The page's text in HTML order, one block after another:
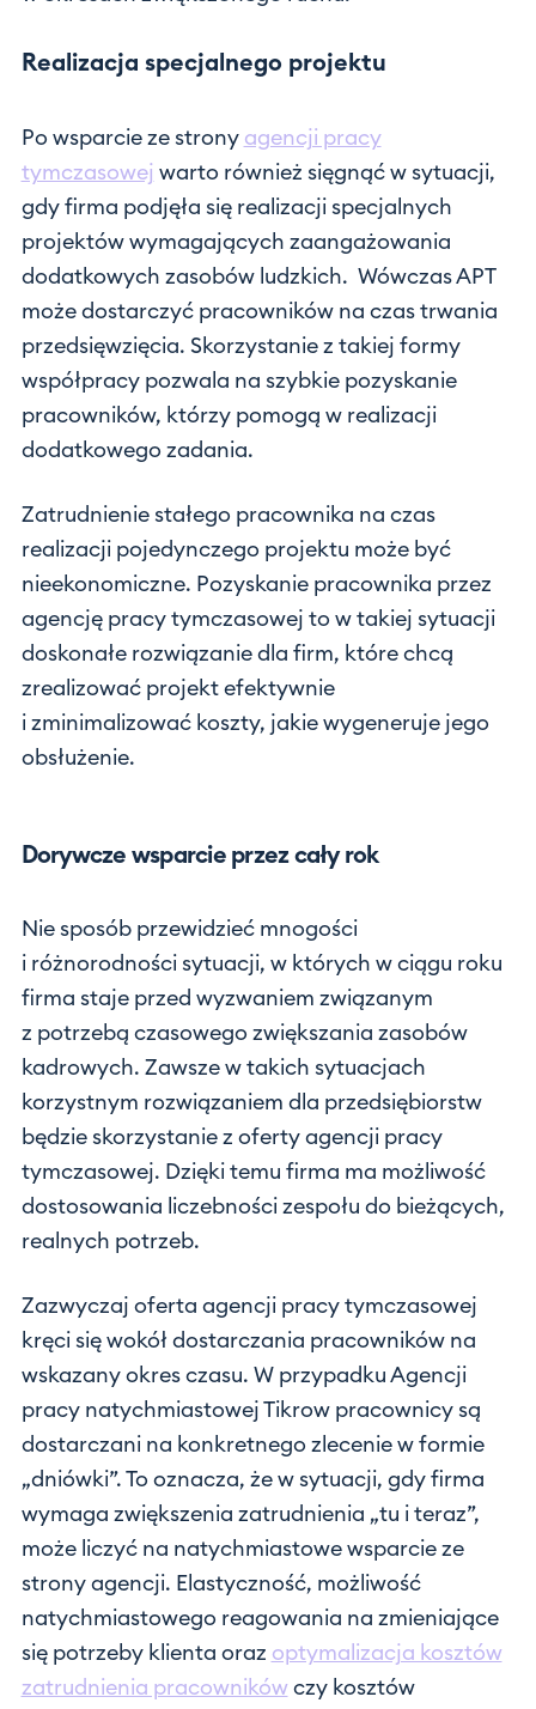
Realizacja specjalnego projektu
Po wsparcie ze strony agencji pracy
tymczasowej warto również sięgnąć w sytuacji,
gdy firma podjęła się realizacji specjalnych
projektów wymagających zaangażowania
dodatkowych zasobów ludzkich. Wówczas APT
może dostarczyć pracowników na czas trwania
przedsięwzięcia. Skorzystanie z takiej formy
współpracy pozwala na szybkie pozyskanie
pracowników, którzy pomogą w realizacji
dodatkowego zadania.
Zatrudnienie stałego pracownika na czas
realizacji pojedynczego projektu może być
nieekonomiczne. Pozyskanie pracownika przez
agencję pracy tymczasowej to w takiej sytuacji
doskonałe rozwiązanie dla firm, które chcą
zrealizować projekt efektywnie
i zminimalizować koszty, jakie wygeneruje jego
obsłużenie.
Dorywcze wsparcie przez cały rok
Nie sposób przewidzieć mnogości
i różnorodności sytuacji, w których w ciągu roku
firma staje przed wyzwaniem związanym
z potrzebą czasowego zwiększania zasobów
kadrowych. Zawsze w takich sytuacjach
korzystnym rozwiązaniem dla przedsiębiorstw
będzie skorzystanie z oferty agencji pracy
tymczasowej. Dzięki temu firma ma możliwość
dostosowania liczebności zespołu do bieżących,
realnych potrzeb.
Zazwyczaj oferta agencji pracy tymczasowej
kręci się wokół dostarczania pracowników na
wskazany okres czasu. W przypadku Agencji
pracy natychmiastowej Tikrow pracownicy są
dostarczani na konkretnego zlecenie w formie
„dniówki”. To oznacza, że w sytuacji, gdy firma
wymaga zwiększenia zatrudnienia „tu i teraz”,
może liczyć na natychmiastowe wsparcie ze
strony agencji. Elastyczność, możliwość
natychmiastowego reagowania na zmieniające
się potrzeby klienta oraz optymalizacja kosztów
zatrudnienia pracownikówczy kosztów